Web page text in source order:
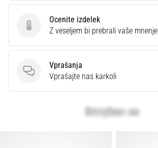
Ocenite izdelek
Ocenite izdelek
Z veseljem bi prebrali vaše mnenje
Vprašanja
Vprašanja
Vprašajte nas karkoli